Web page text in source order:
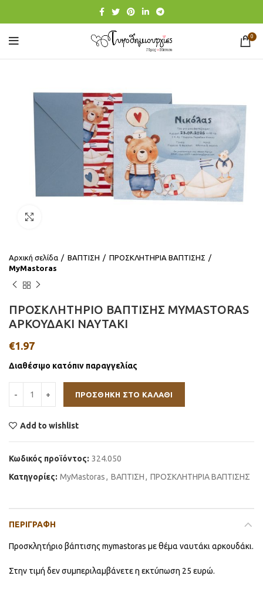
0
Αρχική σελίδα ΒΑΠΤΙΣΗ
ΠΡΟΣΚΛΗΤΗΡΙΑ ΒΑΠΤΙΣΗΣ
MyMastoras
ΠΡΟΣΚΛΗΤΗΡΙΟ ΒΑΠΤΙΣΗΣ MYMASTORAS
ΑΡΚΟΥΔΑΚΙ ΝΑΥΤΑΚΙ
€1.97
Διαθέσιμο κατόπιν παραγγελίας
ΠΡΟΣΘΉΚΗ ΣΤΟ ΚΑΛΆΘΙ
Add to wishlist
Κωδικός προϊόντος: 324.050
Κατηγορίες: MyMastoras, ΒΑΠΤΙΣΗ, ΠΡΟΣΚΛΗΤΗΡΙΑ ΒΑΠΤΙΣΗΣ
ΠΕΡΙΓΡΑΦΉ
Προσκλητήριο βάπτισης mymastoras με θέμα ναυτάκι αρκουδάκι.
Στην τιμή δεν συμπεριλαμβάνετε η εκτύπωση 25 ευρώ.